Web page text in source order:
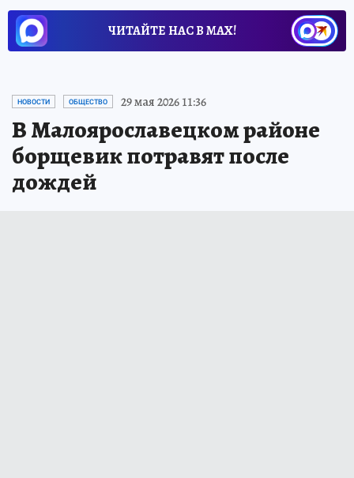
ЧИТАЙТЕ НАС В МАХ!
НОВОСТИ ОБЩЕСТВО 29 мая 2026 11:36
В Малоярославецком районе
борщевик потравят после
дождей